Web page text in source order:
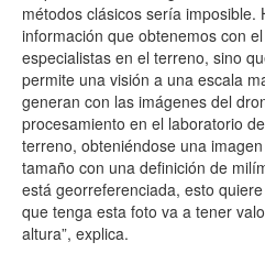
métodos clásicos sería imposible.
información que obtenemos con
especialistas en el terreno, sino
permite una visión a una escala
generan con las imágenes del
procesamiento en el laboratorio
terreno, obteniéndose una
tamaño con una definición de
está georreferenciada, esto
que tenga esta foto va a tener
altura”, explica.